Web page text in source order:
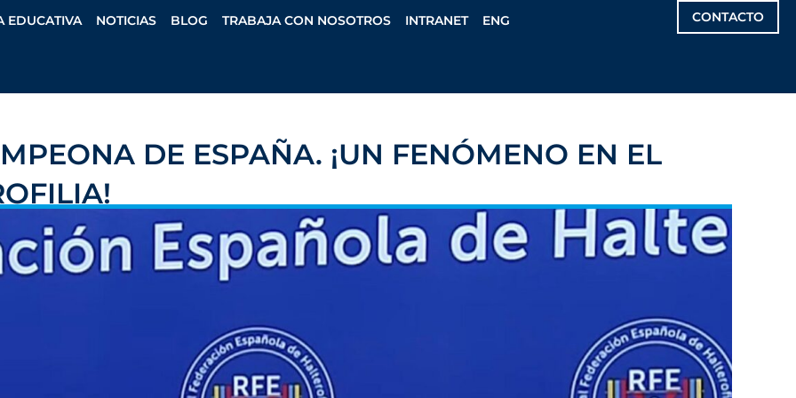
EDUCATIVA NOTICIAS BLOG TRABAJA CON NOSOTROS INTRANET ENG CONTACTO
DE ESPAÑA. ¡UN FENÓMENO EN EL